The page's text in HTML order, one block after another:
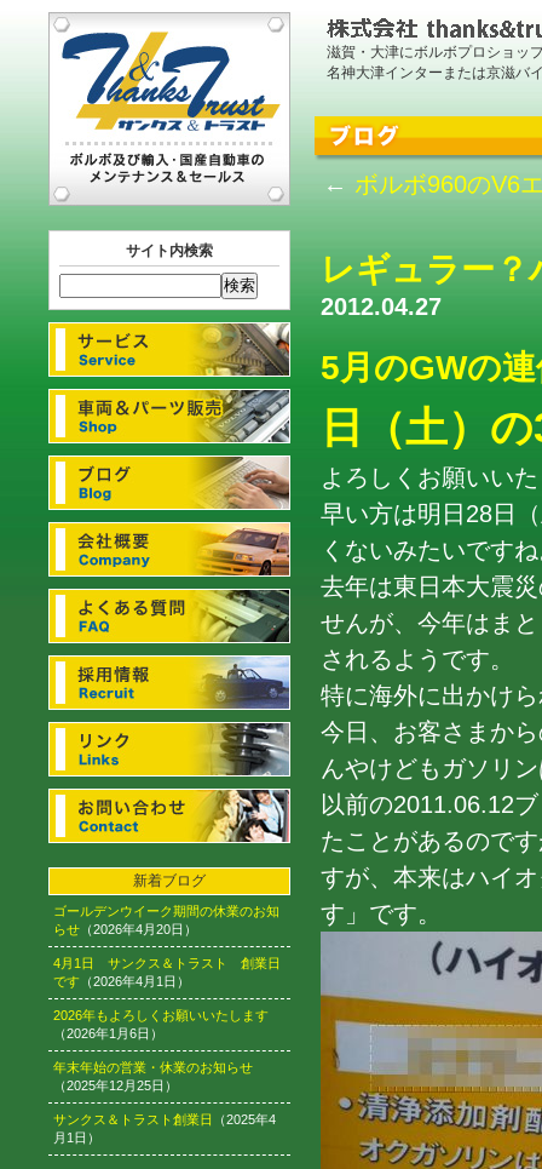
滋賀・大津にボルボプロショッ
名神大津インターまたは京滋バ
サイト内検索
新着ブログ
ゴールデンウイーク期間の休業のお知
らせ （2026年4月20日）
4月1日 サンクス＆トラスト 創業日
です （2026年4月1日）
2026年もよろしくお願いいたします
（2026年1月6日）
年末年始の営業・休業のお知らせ
（2025年12月25日）
サンクス＆トラスト創業日
（2025年4
月1日）
← ボルボ960のV6
レギュラー
2012.04.27
5月のGWの
日（土）
よろしくお願いい
早い方は明日28日
くないみたいです
去年は東日本大震
せんが、今年はま
されるようです。
特に海外に出かけ
今日、お客さまか
んやけどもガソリ
以前の2011.06.12
たことがあるので
すが、本来はハイ
す」です。